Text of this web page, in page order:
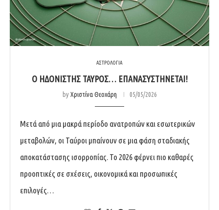
ΑΣΤΡΟΛΟΓΙΑ
Ο ΗΔΟΝΙΣΤΉΣ ΤΑΎΡΟΣ… ΕΠΑΝΑΣΥΣΤΉΝΕΤΑΙ!
byΧριστίνα Θεοχάρη 05/05/2026
Μετά από μια μακρά περίοδο ανατροπών και εσωτερικών
μεταβολών, οι Ταύροι μπαίνουν σε μια φάση σταδιακής
αποκατάστασης ισορροπίας. Το 2026 φέρνει πιο καθαρές
προοπτικές σε σχέσεις, οικονομικά και προσωπικές
επιλογές…